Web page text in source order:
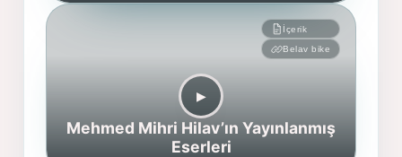
İçerik
Belav bike
▶︎
Mehmed Mihri Hilav’ın Yayınlanmış
Eserleri